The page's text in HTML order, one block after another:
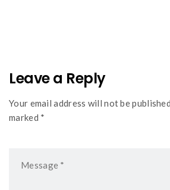
Leave a Reply
Your email address will not be
marked *